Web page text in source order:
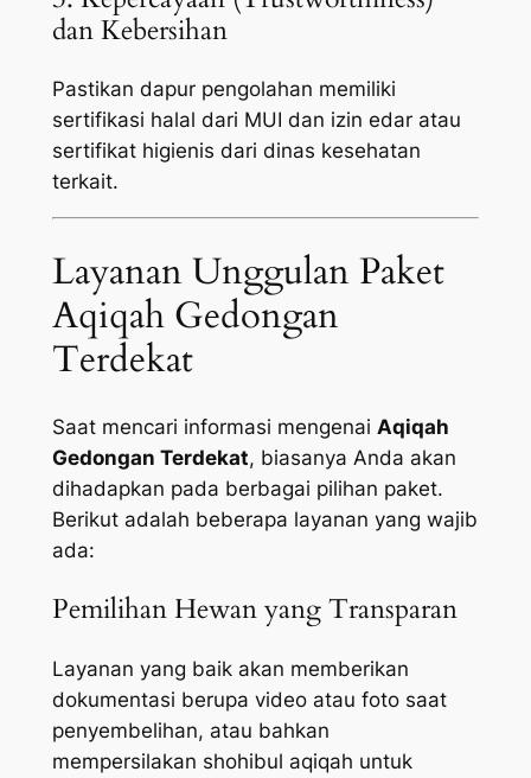
dan Kebersihan
Pastikan dapur pengolahan memiliki
sertifikasi halal dari MUI dan izin edar atau
sertifikat higienis dari dinas kesehatan
terkait.
Layanan Unggulan Paket
Aqiqah Gedongan
Terdekat
Saat mencari informasi mengenai Aqiqah
Gedongan Terdekat, biasanya Anda akan
dihadapkan pada berbagai pilihan paket.
Berikut adalah beberapa layanan yang wajib
ada:
Pemilihan Hewan yang Transparan
Layanan yang baik akan memberikan
dokumentasi berupa video atau foto saat
penyembelihan, atau bahkan
mempersilakan shohibul aqiqah untuk